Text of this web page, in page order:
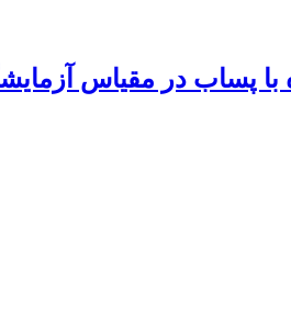
با پساب در مقیاس